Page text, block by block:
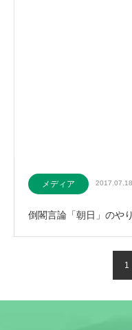
メディア 2017.07.18
倒閣言論「朝日」のや
1